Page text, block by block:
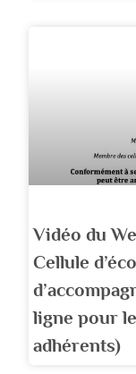
Vidéo du
Cellule
ligne pour
adhérents)